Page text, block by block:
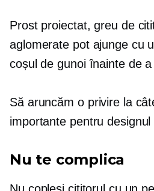
Prost proiectat,greu de
aglomerate pot ajunge cu
coșul de gunoi înainte de
Să aruncăm o privire la
importante pentru designul
Nu te complica